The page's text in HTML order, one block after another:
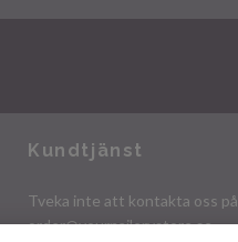
Kundtjänst
Tveka inte att kontakta oss på
order@yournailerystore.se